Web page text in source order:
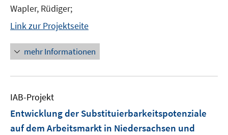
Wapler, Rüdiger;
Link zur Projektseite
mehr Informationen
IAB-Projekt
Entwicklung der Substituierbarkeitspotenziale
auf dem Arbeitsmarkt in Niedersachsen und